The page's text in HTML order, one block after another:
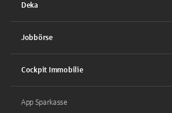
Deka
Jobbörse
Cockpit Immobilie
App Sparkasse